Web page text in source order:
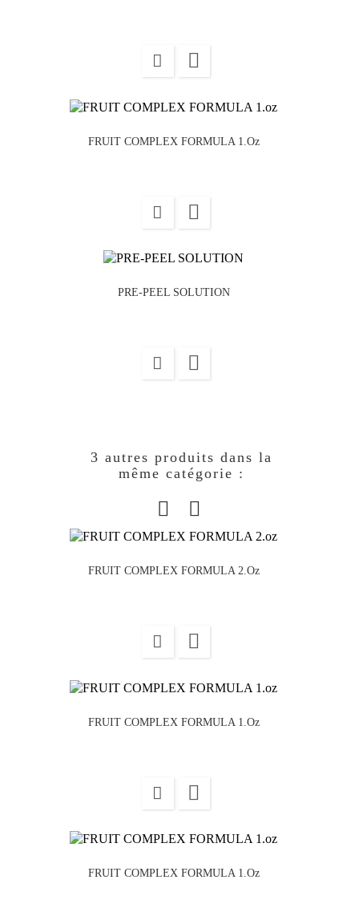

FRUIT COMPLEX FORMULA 1.oz

PRE-PEEL SOLUTION

3 autres produits dans la
même catégorie :
FRUIT COMPLEX FORMULA 2.oz

FRUIT COMPLEX FORMULA 1.oz

FRUIT COMPLEX FORMULA 1.oz